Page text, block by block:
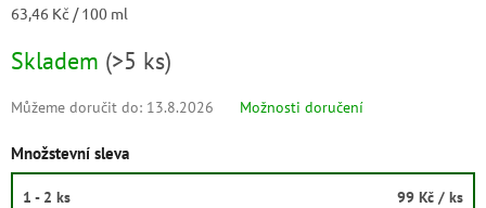
Měrná
63,46 Kč / 100 ml
Skladem (>5 ks)
Můžeme doručit do: 13.8.2026 Možnosti doručení
Množstevní sleva
1 - 2 ks 99 Kč / ks